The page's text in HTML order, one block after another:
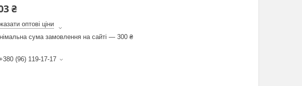
₴
оптові ціни
сума замовлення на сайті — 300 ₴
(96) 119-17-17